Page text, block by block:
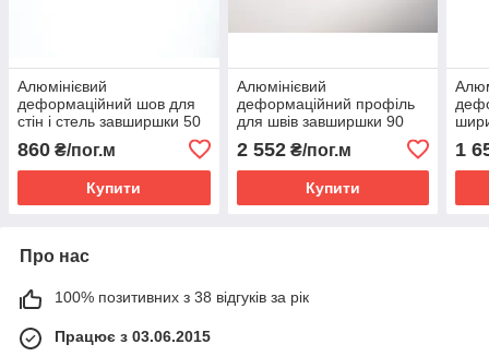
Алюмінієвий
деформаційний шов для
стін і стель завширшки 50
860 ₴/пог.м
Купити
Алюмінієвий
деформаційний профіль
для швів завширшки 90
2 552₴/пог.м
Купити
1
Про нас
100% позитивних з 38 відгуків за рік
Працює з 03.06.2015